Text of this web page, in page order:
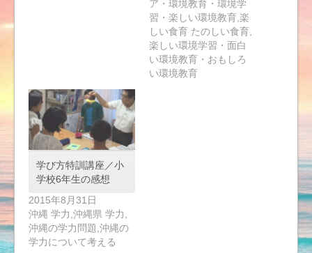
ア・環境教育・環境学
習・楽しい環境教育,楽
しい食育 たのしい食育,
楽しい環境学習・面白
い環境教育・おもしろ
い環境教育
学び方特訓講座／小
学校6年生の感想
2015年8月31日
沖縄 学力,沖縄県 学力,
沖縄の学力問題,沖縄の
学力について考える